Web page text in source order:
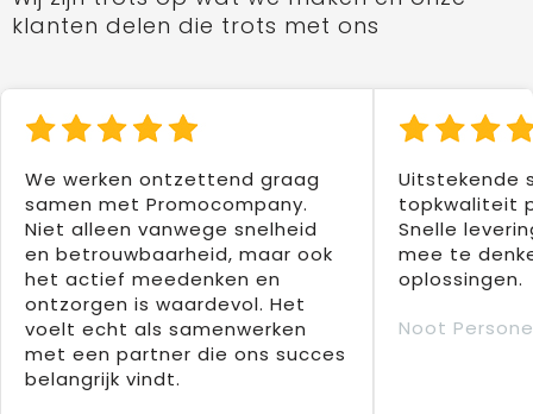
klanten delen die trots met ons
We werken ontzettend graag
samen met Promocompany.
Niet alleen vanwege snelheid
en betrouwbaarheid, maar ook
het actief meedenken en
ontzorgen is waardevol. Het
voelt echt als samenwerken
met een partner die ons succes
belangrijk vindt.
Uitstekende
topkwaliteit
Snelle
mee te
oplossingen.
Noot